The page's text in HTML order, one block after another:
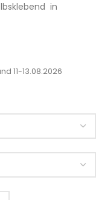
in
11-13.08.2026